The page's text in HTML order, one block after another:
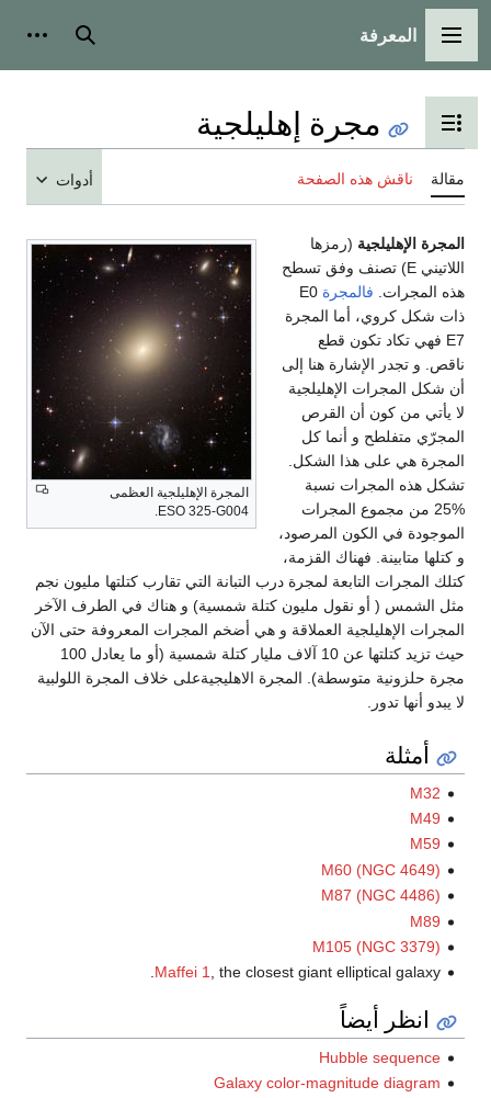
القائمة الرئيسية
المعرفة بحث
تبديل عرض جدول المحتويات
مجرة إهليلجية
مقالة ناقش هذه الصفحة أدوات
المجرة الإهليلجية العظمى
ESO 325-G004.
المجرة الإهليلجية (رمزها
اللاتيني E) تصنف وفق تسطح
هذه المجرات. فالمجرة E0
ذات شكل كروي، أما المجرة
E7 فهي تكاد تكون قطع
ناقص. و تجدر الإشارة هنا إلى
أن شكل المجرات الإهليلجية
لا يأتي من كون أن القرص
المجرّي متفلطح و أنما كل
المجرة هي على هذا الشكل.
تشكل هذه المجرات نسبة
%25 من مجموع المجرات
الموجودة في الكون المرصود،
و كتلها متابينة. فهناك القزمة،
كتلك المجرات التابعة لمجرة درب التبانة التي تقارب كتلتها مليون نجم
مثل الشمس ( أو نقول مليون كتلة شمسية) و هناك في الطرف الآخر
المجرات الإهليلجية العملاقة و هي أضخم المجرات المعروفة حتى الآن
حيث تزيد كتلتها عن 10 آلاف مليار كتلة شمسية (أو ما يعادل 100
مجرة حلزونية متوسطة). المجرة الاهليجيةعلى خلاف المجرة اللولبية
لا يبدو أنها تدور.
أمثلة
M32
M49
M59
M60 (NGC 4649)
M87 (NGC 4486)
M89
M105 (NGC 3379)
Maffei 1, the closest giant elliptical galaxy.
انظر أيضاً
Hubble sequence
Galaxy color-magnitude diagram